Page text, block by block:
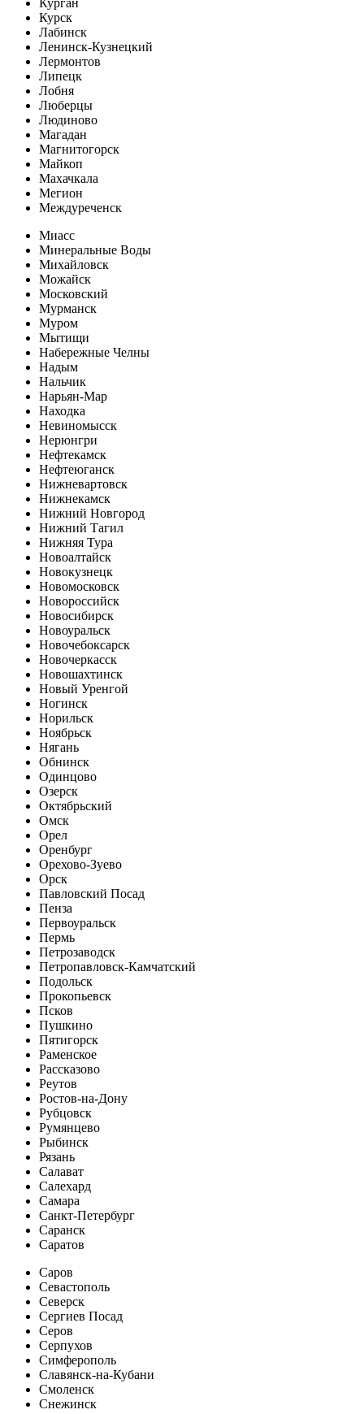
Курск
Лабинск
Ленинск-Кузнецкий
Лермонтов
Липецк
Лобня
Люберцы
Людиново
Магадан
Магнитогорск
Майкоп
Махачкала
Мегион
Междуреченск
Миасс
Минеральные Воды
Михайловск
Можайск
Московский
Мурманск
Муром
Мытищи
Набережные Челны
Надым
Нальчик
Нарьян-Мар
Находка
Невиномысск
Нерюнгри
Нефтекамск
Нефтеюганск
Нижневартовск
Нижнекамск
Нижний Новгород
Нижний Тагил
Нижняя Тура
Новоалтайск
Новокузнецк
Новомосковск
Новороссийск
Новосибирск
Новоуральск
Новочебоксарск
Новочеркасск
Новошахтинск
Новый Уренгой
Ногинск
Норильск
Ноябрьск
Нягань
Обнинск
Одинцово
Озерск
Октябрьский
Омск
Орел
Оренбург
Орехово-Зуево
Орск
Павловский Посад
Пенза
Первоуральск
Пермь
Петрозаводск
Петропавловск-Камчатский
Подольск
Прокопьевск
Псков
Пушкино
Пятигорск
Раменское
Рассказово
Реутов
Ростов-на-Дону
Рубцовск
Румянцево
Рыбинск
Рязань
Салават
Салехард
Самара
Санкт-Петербург
Саранск
Саратов
Саров
Севастополь
Северск
Сергиев Посад
Серов
Серпухов
Симферополь
Славянск-на-Кубани
Смоленск
Снежинск